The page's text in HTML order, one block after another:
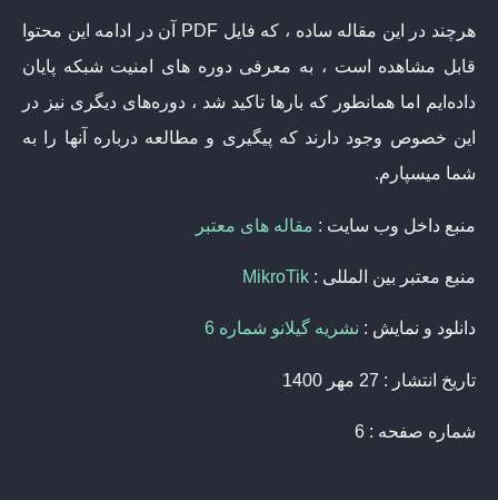
هرچند در این مقاله ساده ، که فایل PDF آن در ادامه این محتوا
قابل مشاهده است ، به معرفی دوره های امنیت شبکه پایان
داده‌ایم اما همانطور که بارها تاکید شد ، دوره‌های دیگری نیز در
این خصوص وجود دارند که پیگیری و مطالعه درباره آنها را به
شما میسپارم.
منبع داخل وب سایت : مقاله های معتبر
منبع معتبر بین المللی : MikroTik
دانلود و نمایش : نشریه گیلانو شماره 6
تاریخ انتشار : 27 مهر 1400
شماره صفحه : 6